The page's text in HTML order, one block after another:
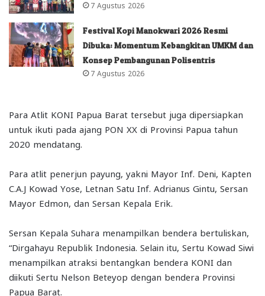
7 Agustus 2026
Festival Kopi Manokwari 2026 Resmi
Dibuka: Momentum Kebangkitan UMKM dan
Konsep Pembangunan Polisentris
7 Agustus 2026
Para Atlit KONI Papua Barat tersebut juga dipersiapkan
untuk ikuti pada ajang PON XX di Provinsi Papua tahun
2020 mendatang.
Para atlit penerjun payung, yakni Mayor Inf. Deni, Kapten
C.A.J Kowad Yose, Letnan Satu Inf. Adrianus Gintu, Sersan
Mayor Edmon, dan Sersan Kepala Erik.
Sersan Kepala Suhara menampilkan bendera bertuliskan,
“Dirgahayu Republik Indonesia. Selain itu, Sertu Kowad Siwi
menampilkan atraksi bentangkan bendera KONI dan
diikuti Sertu Nelson Beteyop dengan bendera Provinsi
Papua Barat.